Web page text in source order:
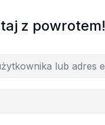
z powrotem!